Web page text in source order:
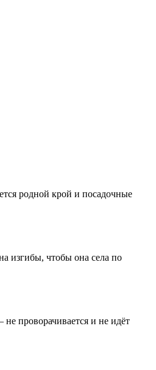
родной крой и посадочные
изгибы, чтобы она села по
проворачивается и не идёт